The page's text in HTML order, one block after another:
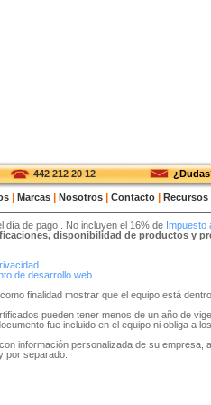
442 212 20 12
Marcas Nosotros Contacto Recursos
día de pago . No incluyen el 16% de Impuesto
disponibilidad de productos y
de desarrollo web.
finalidad mostrar que el equipo está
pueden tener menos de un año de
fue incluido en el equipo ni obliga a
información personalizada de su empresa,
por separado.